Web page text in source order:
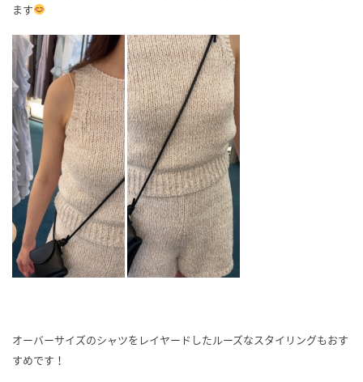
ます
オーバーサイズのシャツをレイヤードしたルーズなスタイリングもおす
すめです！